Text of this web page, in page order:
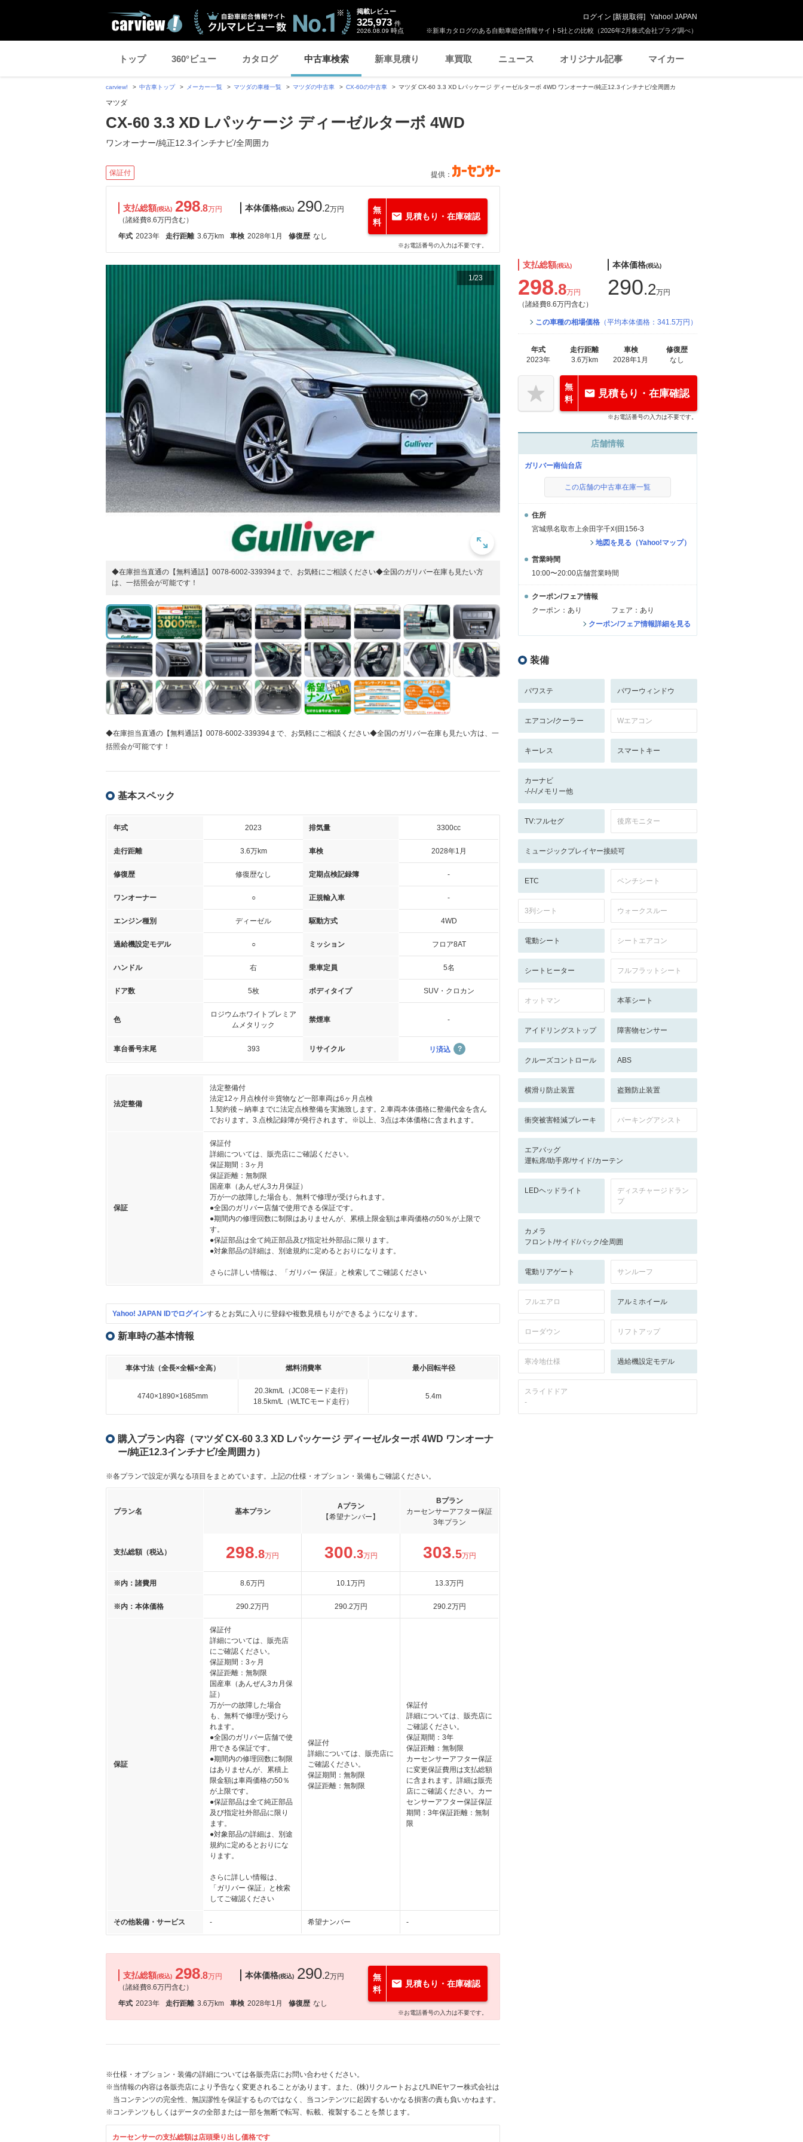
※新車カタログのある自動車総合情報サイト5社との比較（2026年2月株式会社プラグ調べ）
掲載レビュー
325,973 件
2026.08.09 時点
ログイン [新規取得] Yahoo! JAPAN
トップ 360°ビュー カタログ 中古車検索 新車見積り 車買取 ニュース オリジナル記事 マイカー
carview! 中古車トップ メーカー一覧 マツダの車種一覧 マツダの中古車 CX-60の中古車 マツダ CX-60 3.3 XD Lパッケージ ディーゼルターボ 4WD ワンオーナー/純正12.3インチナビ/全周囲カ
マツダ
CX-60 3.3 XD Lパッケージ ディーゼルターボ 4WD
ワンオーナー/純正12.3インチナビ/全周囲カ
保証付 提供：
支払総額(税込) 298.8万円
（諸経費8.6万円含む）
本体価格(税込) 290.2万円
年式 2023年 走行距離 3.6万km 車検 2028年1月 修復歴 なし
無
料
見積もり・在庫確認
※お電話番号の入力は不要です。
1/23
◆在庫担当直通の【無料通話】0078-6002-339394まで、お気軽にご相談ください◆全国のガリバー在庫も見たい方
は、一括照会が可能です！
◆在庫担当直通の【無料通話】0078-6002-339394まで、お気軽にご相談ください◆全国のガリバー在庫も見たい方は、一
括照会が可能です！
基本スペック
年式 2023 排気量 3300cc
走行距離 3.6万km 車検 2028年1月
修復歴 修復歴なし 定期点検記録簿 -
ワンオーナー ○ 正規輸入車 -
エンジン種別 ディーゼル 駆動方式 4WD
過給機設定モデル ○ ミッション フロア8AT
ハンドル 右 乗車定員 5名
ドア数 5枚 ボディタイプ SUV・クロカン
色
ロジウムホワイトプレミア
ムメタリック
禁煙車 -
車台番号末尾 393 リサイクル リ済込
法定整備
法定整備付
法定12ヶ月点検付※貨物など一部車両は6ヶ月点検
1.契約後～納車までに法定点検整備を実施致します。2.車両本体価格に整備代金を含ん
でおります。3.点検記録簿が発行されます。※以上、3点は本体価格に含まれます。
保証
保証付
詳細については、販売店にご確認ください。
保証期間：3ヶ月
保証距離：無制限
国産車（あんぜん3カ月保証）
万が一の故障した場合も、無料で修理が受けられます。
●全国のガリバー店舗で使用できる保証です。
●期間内の修理回数に制限はありませんが、累積上限金額は車両価格の50％が上限で
す。
●保証部品は全て純正部品及び指定社外部品に限ります。
●対象部品の詳細は、別途規約に定めるとおりになります。
さらに詳しい情報は、「ガリバー 保証」と検索してご確認ください
Yahoo! JAPAN IDでログインするとお気に入りに登録や複数見積もりができるようになります。
新車時の基本情報
車体寸法（全長×全幅×全高） 燃料消費率 最小回転半径
4740×1890×1685mm
20.3km/L（JC08モード走行）
18.5km/L（WLTCモード走行）
5.4m
購入プラン内容（マツダ CX-60 3.3 XD Lパッケージ ディーゼルターボ 4WD ワンオーナ
ー/純正12.3インチナビ/全周囲カ）
※各プランで設定が異なる項目をまとめています。上記の仕様・オプション・装備もご確認ください。
プラン名 基本プラン
Aプラン
【希望ナンバー】
Bプラン
カーセンサーアフター保証
3年プラン
支払総額（税込） 298.8万円 300.3万円 303.5万円
※内：諸費用 8.6万円 10.1万円 13.3万円
※内：本体価格 290.2万円 290.2万円 290.2万円
保証
保証付
詳細については、販売店
にご確認ください。
保証期間：3ヶ月
保証距離：無制限
国産車（あんぜん3カ月保
証）
万が一の故障した場合
も、無料で修理が受けら
れます。
●全国のガリバー店舗で使
用できる保証です。
●期間内の修理回数に制限
はありませんが、累積上
限金額は車両価格の50％
が上限です。
●保証部品は全て純正部品
及び指定社外部品に限り
ます。
●対象部品の詳細は、別途
規約に定めるとおりにな
ります。
さらに詳しい情報は、
「ガリバー 保証」と検索
してご確認ください
保証付
詳細については、販売店に
ご確認ください。
保証期間：無制限
保証距離：無制限
保証付
詳細については、販売店に
ご確認ください。
保証期間：3年
保証距離：無制限
カーセンサーアフター保証
に変更保証費用は支払総額
に含まれます。詳細は販売
店にご確認ください。カー
センサーアフター保証保証
期間：3年保証距離：無制
限
その他装備・サービス - 希望ナンバー -
支払総額(税込) 298.8万円
（諸経費8.6万円含む）
本体価格(税込) 290.2万円
年式 2023年 走行距離 3.6万km 車検 2028年1月 修復歴 なし
無
料
見積もり・在庫確認
※お電話番号の入力は不要です。
※仕様・オプション・装備の詳細については各販売店にお問い合わせください。
※当情報の内容は各販売店により予告なく変更されることがあります。また、(株)リクルートおよびLINEヤフー株式会社は
当コンテンツの完全性、無誤謬性を保証するものではなく、当コンテンツに起因するいかなる損害の責も負いかねます。
※コンテンツもしくはデータの全部または一部を無断で転写、転載、複製することを禁じます。
カーセンサーの支払総額は店頭乗り出し価格です
支払総額(税込)
298.8万円
（諸経費8.6万円含む）
本体価格(税込)
290.2万円
この車種の相場価格 （平均本体価格：341.5万円）
年式
2023年
走行距離
3.6万km
車検
2028年1月
修復歴
なし
無
料
見積もり・在庫確認
※お電話番号の入力は不要です。
店舗情報
ガリバー南仙台店
この店舗の中古車在庫一覧
住所
宮城県名取市上余田字千刈田156-3
地図を見る（Yahoo!マップ）
営業時間
10:00〜20:00店舗営業時間
クーポン/フェア情報
クーポン：あり
フェア：あり
クーポン/フェア情報詳細を見る
装備
パワステ パワーウィンドウ
エアコン/クーラー Wエアコン
キーレス スマートキー
カーナビ
-/-/-/メモリー他
TV:フルセグ 後席モニター
ミュージックプレイヤー接続可
ETC ベンチシート
3列シート ウォークスルー
電動シート シートエアコン
シートヒーター フルフラットシート
オットマン 本革シート
アイドリングストップ 障害物センサー
クルーズコントロール ABS
横滑り防止装置 盗難防止装置
衝突被害軽減ブレーキ パーキングアシスト
エアバッグ
運転席/助手席/サイド/カーテン
LEDヘッドライト
ディスチャージドラン
プ
カメラ
フロント/サイド/バック/全周囲
電動リアゲート サンルーフ
フルエアロ アルミホイール
ローダウン リフトアップ
寒冷地仕様 過給機設定モデル
スライドドア
-